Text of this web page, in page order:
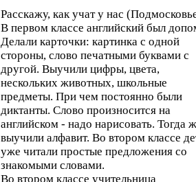
Расскажу, как учат у нас
В первом классе английский был
Делали карточки: картинка с одной
стороны, слово печатными буквами с
другой. Выучили цифры, цвета,
нескольких животных, школьные
предметы. При чем постоянно были
диктанты. Слово произносится на
английском - надо нарисовать. Тогда
выучили алфавит. Во втором классе
уже читали простые предложения со
знакомыми словами.
Во втором классе учительница